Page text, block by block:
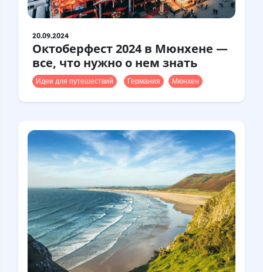
20.09.2024
Октоберфест 2024 в Мюнхене —
все, что нужно о нем знать
Идеи для путешествий Германия Мюнхен